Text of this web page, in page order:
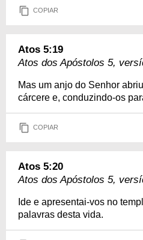
COPIAR
Atos 5:19
Atos dos Apóstolos 5,
Mas um anjo do Senhor
cárcere e, conduzindo-os
COPIAR
Atos 5:20
Atos dos Apóstolos 5,
Ide e apresentai-vos no
palavras desta vida.